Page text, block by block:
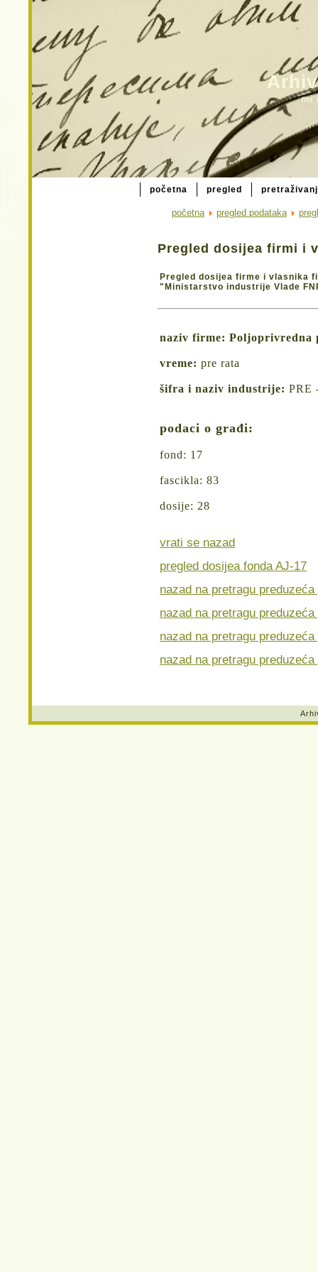
mi
početna pregled
početna pregled podataka
Pregled dosijea firmi i
Pregled dosijea firme i vlasnika
"Ministarstvo industrije Vlade
naziv firme: Poljoprivredna
vreme: pre rata
šifra i naziv industrije: PRE
podaci o građi:
fond: 17
fascikla: 83
dosije: 28
vrati se nazad
pregled dosijea fonda AJ-17
nazad na pretragu
nazad na pretragu
nazad na pretragu
nazad na pretragu